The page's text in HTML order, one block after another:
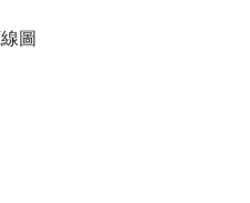
圖